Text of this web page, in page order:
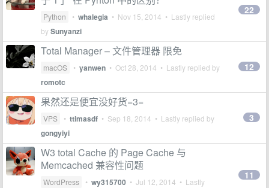
Python • whalegia • Nov 15, 2014 • Lastly replied
bySunyanzi
22
Total Manager – 文件管理器 限免
macOS • yanwen • Oct 28, 2014 • Lastly replied by
romotc
12
果然还是便宜没好货=3=
VPS • ttimasdf • Sep 18, 2014 • Lastly replied by
gongyiyi
3
W3 total Cache 的 Page Cache 与
Memcached 兼容性问题
WordPress • wy315700 • Jul 12, 2014 • Lastly
11